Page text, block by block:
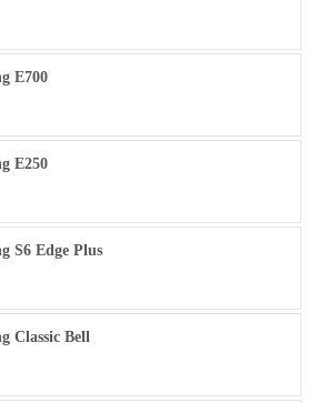
E700
E250
S6 Edge Plus
Classic Bell